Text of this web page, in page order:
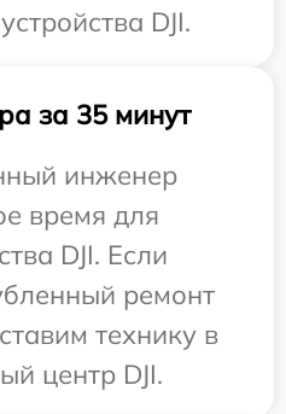
DJI.
за 35 минут
инженер
время для
DJI. Если
ремонт
технику в
центр DJI.